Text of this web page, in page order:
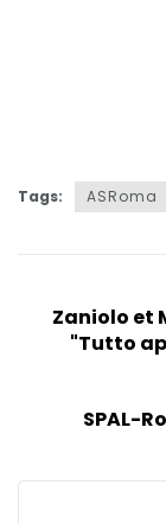
Tags: ASRoma
Zaniolo et
"Tutto
SPAL-